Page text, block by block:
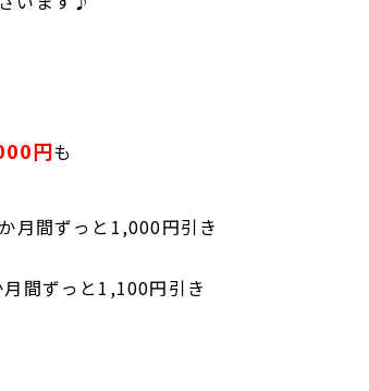
円も
月間ずっと1,000円引き
間ずっと1,100円引き